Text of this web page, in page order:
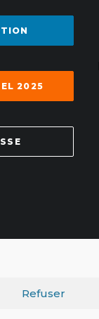
Refuser
2025